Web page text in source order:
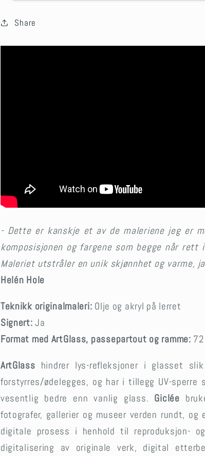
Share
- Dette er kanskje et av de maleriene jeg er
komposisjonen og fargene som begge når
Maleriet utstråler en unik skjønnhet og varme,
Helén Hole
Teknikk originalmaleri: Olje og akryl på lerret
Signert: Ja
Format med ArtGlass, passepartout og ramme:
ArtGlass hindrer lys-refleksjoner i glasset
forstyrres/ødelegges, og har i tillegg UV-sperre
vesentlig bedre enn vanlig glass. Giclée
fotografer, gallerier og museer verden rundt, og
digitale prosess i henhold til reproduksjon-
digitalisering av originale verk, digital